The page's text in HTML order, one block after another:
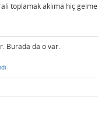
toplamak aklıma hiç
Burada da o var.